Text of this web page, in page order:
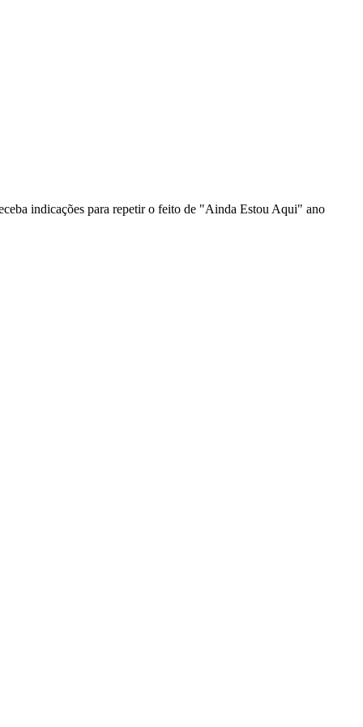
indicações para repetir o feito de "Ainda Estou Aqui" ano